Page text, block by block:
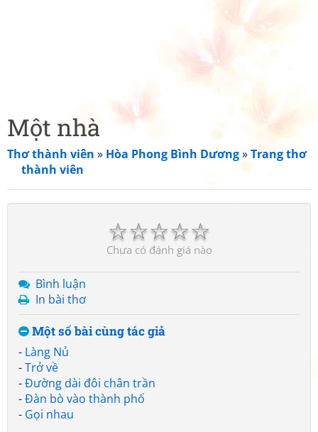
Một nhà
Thơ thành viên » Hòa Phong Bình Dương»Trang thơ
thành viên
☆
☆
☆
☆
☆
Chưa có đánh giá nào
Bình luận
In bài thơ
Một số bài cùng tác giả
- Làng Nủ
-Trở về
-Đường dài đôi chân trần
-Đàn bò vào thành phố
- Gọi nhau